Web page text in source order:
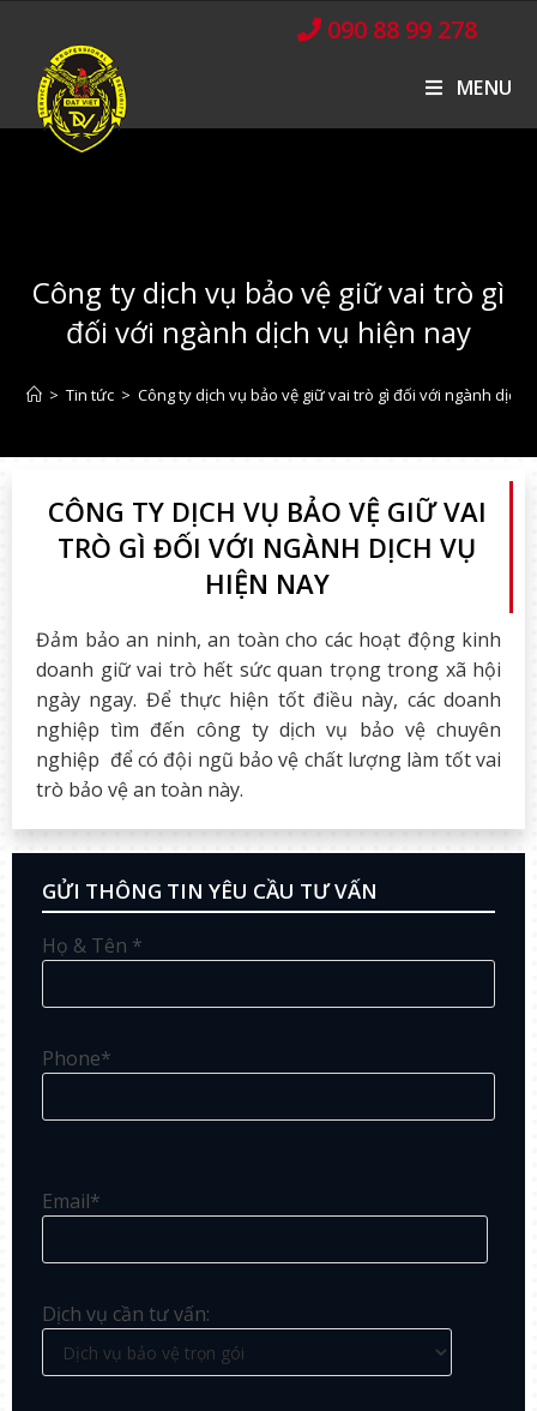
090 88 99 278
MENU
Công ty dịch vụ bảo vệ giữ vai trò gì
đối với ngành dịch vụ hiện nay
> Tin tức > Công ty dịch vụ bảo vệ giữ vai trò gì đối với ngành dịch
CÔNG TY DỊCH VỤ BẢO VỆ GIỮ VAI
TRÒ GÌ ĐỐI VỚI NGÀNH DỊCH VỤ
HIỆN NAY
Đảm bảo an ninh, an toàn cho các hoạt động kinh
doanh giữ vai trò hết sức quan trọng trong xã hội
ngày ngay. Để thực hiện tốt điều này, các doanh
nghiệp tìm đến công ty dịch vụ bảo vệ chuyên
nghiệp để có đội ngũ bảo vệ chất lượng làm tốt vai
trò bảo vệ an toàn này.
GỬI THÔNG TIN YÊU CẦU TƯ VẤN
Họ & Tên *
Phone*
Email*
Dịch vụ cần tư vấn: